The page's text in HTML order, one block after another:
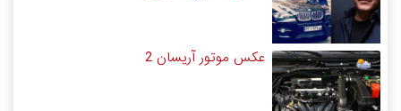
عکس موتور آریسان 2